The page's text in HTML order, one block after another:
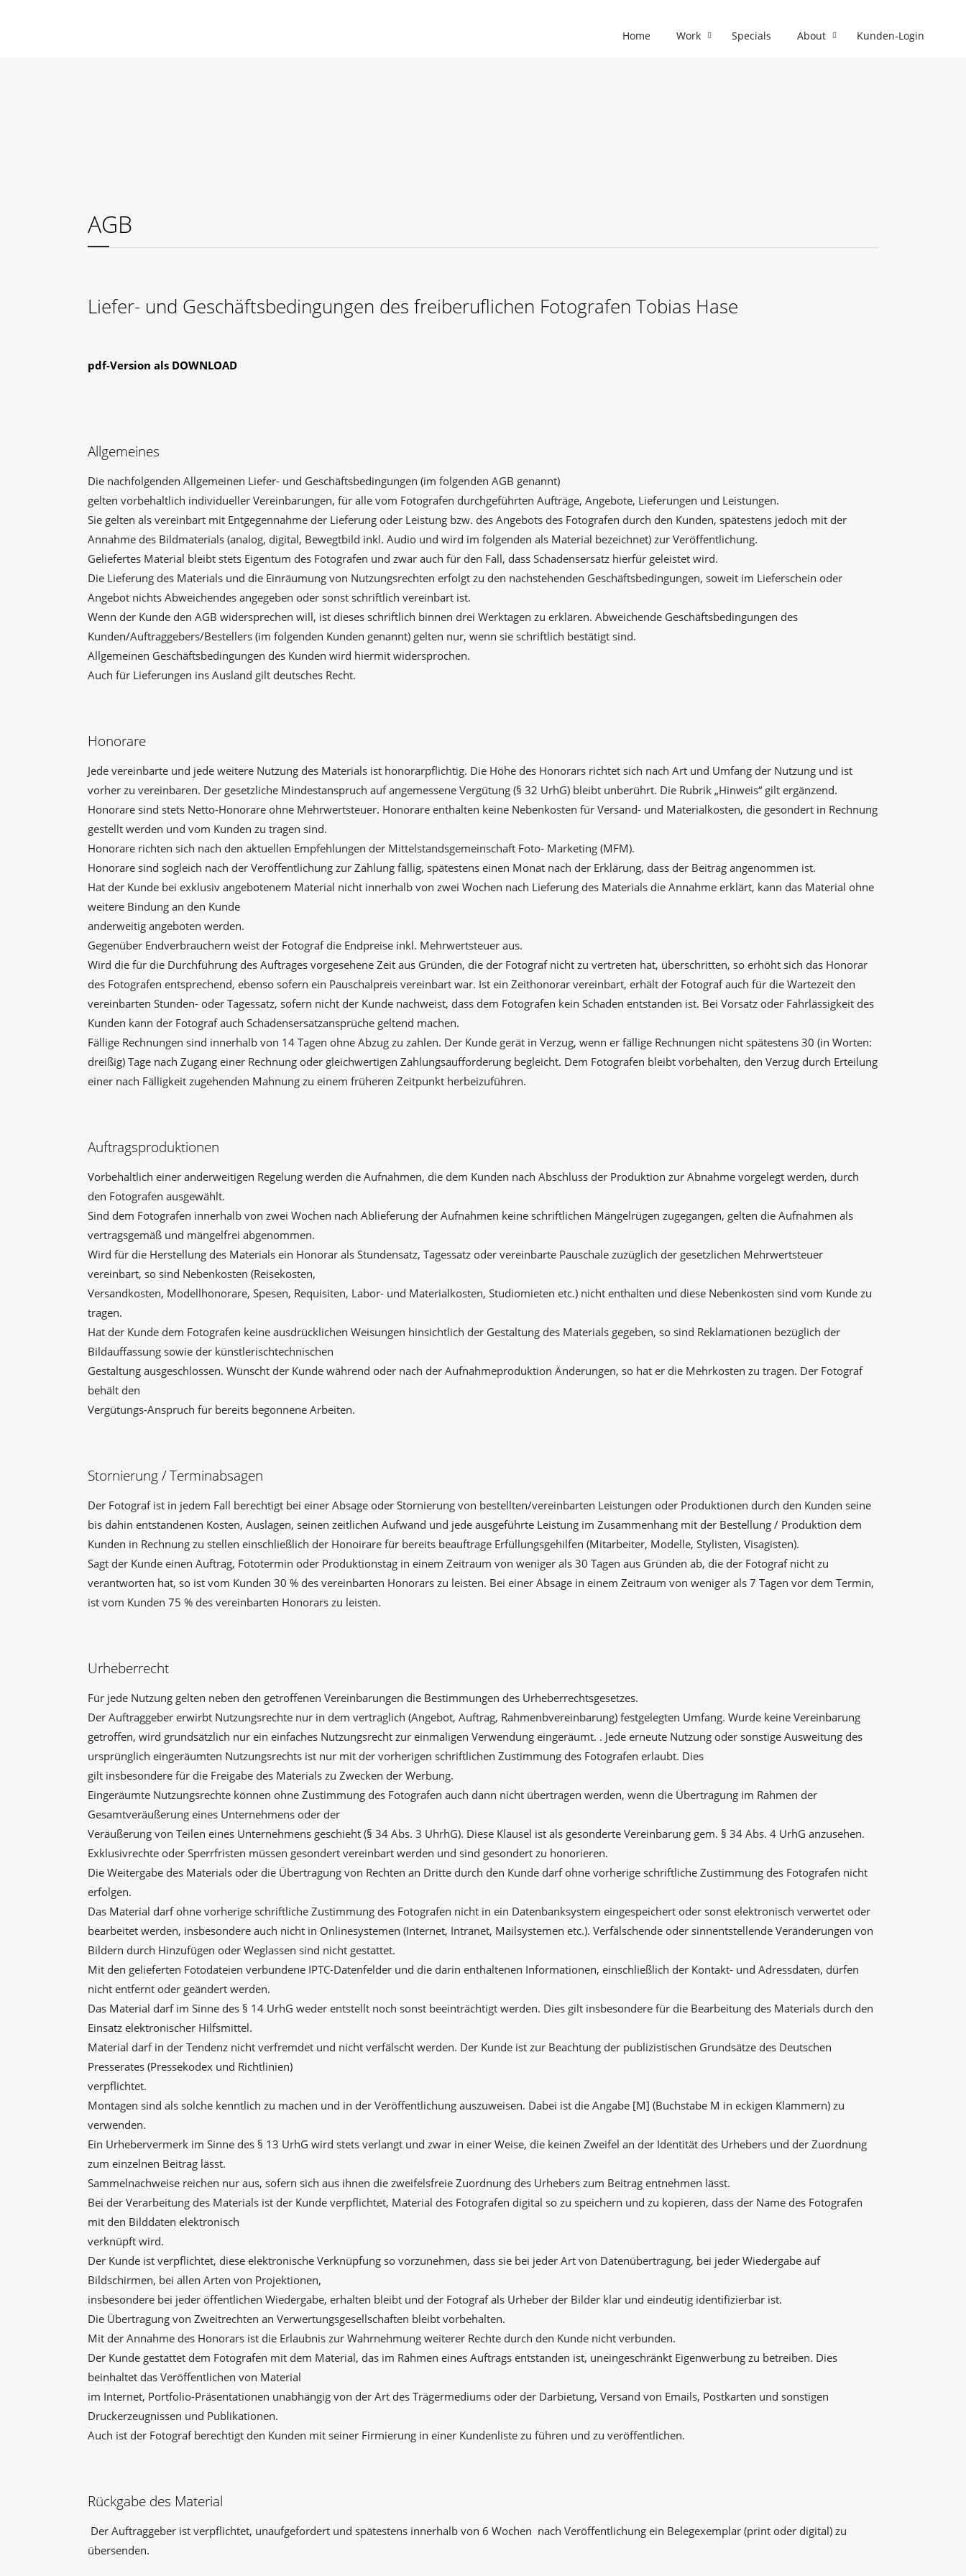
Home Work Specials About Kunden-Login
AGB
Liefer- und Geschäftsbedingungen des freiberuflichen Fotografen Tobias Hase
pdf-Version als DOWNLOAD
Allgemeines
Die nachfolgenden Allgemeinen Liefer- und Geschäftsbedingungen (im folgenden AGB genannt)
gelten vorbehaltlich individueller Vereinbarungen, für alle vom Fotografen durchgeführten Aufträge, Angebote, Lieferungen und Leistungen.
Sie gelten als vereinbart mit Entgegennahme der Lieferung oder Leistung bzw. des Angebots des Fotografen durch den Kunden, spätestens jedoch mit der
Annahme des Bildmaterials (analog, digital, Bewegtbild inkl. Audio und wird im folgenden als Material bezeichnet) zur Veröffentlichung.
Geliefertes Material bleibt stets Eigentum des Fotografen und zwar auch für den Fall, dass Schadensersatz hierfür geleistet wird.
Die Lieferung des Materials und die Einräumung von Nutzungsrechten erfolgt zu den nachstehenden Geschäftsbedingungen, soweit im Lieferschein oder
Angebot nichts Abweichendes angegeben oder sonst schriftlich vereinbart ist.
Wenn der Kunde den AGB widersprechen will, ist dieses schriftlich binnen drei Werktagen zu erklären. Abweichende Geschäftsbedingungen des
Kunden/Auftraggebers/Bestellers (im folgenden Kunden genannt) gelten nur, wenn sie schriftlich bestätigt sind.
Allgemeinen Geschäftsbedingungen des Kunden wird hiermit widersprochen.
Auch für Lieferungen ins Ausland gilt deutsches Recht.
Honorare
Jede vereinbarte und jede weitere Nutzung des Materials ist honorarpflichtig. Die Höhe des Honorars richtet sich nach Art und Umfang der Nutzung und ist
vorher zu vereinbaren. Der gesetzliche Mindestanspruch auf angemessene Vergütung (§ 32 UrhG) bleibt unberührt. Die Rubrik „Hinweis“ gilt ergänzend.
Honorare sind stets Netto-Honorare ohne Mehrwertsteuer. Honorare enthalten keine Nebenkosten für Versand- und Materialkosten, die gesondert in Rechnung
gestellt werden und vom Kunden zu tragen sind.
Honorare richten sich nach den aktuellen Empfehlungen der Mittelstandsgemeinschaft Foto- Marketing (MFM).
Honorare sind sogleich nach der Veröffentlichung zur Zahlung fällig, spätestens einen Monat nach der Erklärung, dass der Beitrag angenommen ist.
Hat der Kunde bei exklusiv angebotenem Material nicht innerhalb von zwei Wochen nach Lieferung des Materials die Annahme erklärt, kann das Material ohne
weitere Bindung an den Kunde
anderweitig angeboten werden.
Gegenüber Endverbrauchern weist der Fotograf die Endpreise inkl. Mehrwertsteuer aus.
Wird die für die Durchführung des Auftrages vorgesehene Zeit aus Gründen, die der Fotograf nicht zu vertreten hat, überschritten, so erhöht sich das Honorar
des Fotografen entsprechend, ebenso sofern ein Pauschalpreis vereinbart war. Ist ein Zeithonorar vereinbart, erhält der Fotograf auch für die Wartezeit den
vereinbarten Stunden- oder Tagessatz, sofern nicht der Kunde nachweist, dass dem Fotografen kein Schaden entstanden ist. Bei Vorsatz oder Fahrlässigkeit des
Kunden kann der Fotograf auch Schadensersatzansprüche geltend machen.
Fällige Rechnungen sind innerhalb von 14 Tagen ohne Abzug zu zahlen. Der Kunde gerät in Verzug, wenn er fällige Rechnungen nicht spätestens 30 (in Worten:
dreißig) Tage nach Zugang einer Rechnung oder gleichwertigen Zahlungsaufforderung begleicht. Dem Fotografen bleibt vorbehalten, den Verzug durch Erteilung
einer nach Fälligkeit zugehenden Mahnung zu einem früheren Zeitpunkt herbeizuführen.
Auftragsproduktionen
Vorbehaltlich einer anderweitigen Regelung werden die Aufnahmen, die dem Kunden nach Abschluss der Produktion zur Abnahme vorgelegt werden, durch
den Fotografen ausgewählt.
Sind dem Fotografen innerhalb von zwei Wochen nach Ablieferung der Aufnahmen keine schriftlichen Mängelrügen zugegangen, gelten die Aufnahmen als
vertragsgemäß und mängelfrei abgenommen.
Wird für die Herstellung des Materials ein Honorar als Stundensatz, Tagessatz oder vereinbarte Pauschale zuzüglich der gesetzlichen Mehrwertsteuer
vereinbart, so sind Nebenkosten (Reisekosten,
Versandkosten, Modellhonorare, Spesen, Requisiten, Labor- und Materialkosten, Studiomieten etc.) nicht enthalten und diese Nebenkosten sind vom Kunde zu
tragen.
Hat der Kunde dem Fotografen keine ausdrücklichen Weisungen hinsichtlich der Gestaltung des Materials gegeben, so sind Reklamationen bezüglich der
Bildauffassung sowie der künstlerischtechnischen
Gestaltung ausgeschlossen. Wünscht der Kunde während oder nach der Aufnahmeproduktion Änderungen, so hat er die Mehrkosten zu tragen. Der Fotograf
behält den
Vergütungs-Anspruch für bereits begonnene Arbeiten.
Stornierung / Terminabsagen
Der Fotograf ist in jedem Fall berechtigt bei einer Absage oder Stornierung von bestellten/vereinbarten Leistungen oder Produktionen durch den Kunden seine
bis dahin entstandenen Kosten, Auslagen, seinen zeitlichen Aufwand und jede ausgeführte Leistung im Zusammenhang mit der Bestellung / Produktion dem
Kunden in Rechnung zu stellen einschließlich der Honoirare für bereits beauftrage Erfüllungsgehilfen (Mitarbeiter, Modelle, Stylisten, Visagisten).
Sagt der Kunde einen Auftrag, Fototermin oder Produktionstag in einem Zeitraum von weniger als 30 Tagen aus Gründen ab, die der Fotograf nicht zu
verantworten hat, so ist vom Kunden 30 % des vereinbarten Honorars zu leisten. Bei einer Absage in einem Zeitraum von weniger als 7 Tagen vor dem Termin,
ist vom Kunden 75 % des vereinbarten Honorars zu leisten.
Urheberrecht
Für jede Nutzung gelten neben den getroffenen Vereinbarungen die Bestimmungen des Urheberrechtsgesetzes.
Der Auftraggeber erwirbt Nutzungsrechte nur in dem vertraglich (Angebot, Auftrag, Rahmenbvereinbarung) festgelegten Umfang. Wurde keine Vereinbarung
getroffen, wird grundsätzlich nur ein einfaches Nutzungsrecht zur einmaligen Verwendung eingeräumt. . Jede erneute Nutzung oder sonstige Ausweitung des
ursprünglich eingeräumten Nutzungsrechts ist nur mit der vorherigen schriftlichen Zustimmung des Fotografen erlaubt. Dies
gilt insbesondere für die Freigabe des Materials zu Zwecken der Werbung.
Eingeräumte Nutzungsrechte können ohne Zustimmung des Fotografen auch dann nicht übertragen werden, wenn die Übertragung im Rahmen der
Gesamtveräußerung eines Unternehmens oder der
Veräußerung von Teilen eines Unternehmens geschieht (§ 34 Abs. 3 UhrhG). Diese Klausel ist als gesonderte Vereinbarung gem. § 34 Abs. 4 UrhG anzusehen.
Exklusivrechte oder Sperrfristen müssen gesondert vereinbart werden und sind gesondert zu honorieren.
Die Weitergabe des Materials oder die Übertragung von Rechten an Dritte durch den Kunde darf ohne vorherige schriftliche Zustimmung des Fotografen nicht
erfolgen.
Das Material darf ohne vorherige schriftliche Zustimmung des Fotografen nicht in ein Datenbanksystem eingespeichert oder sonst elektronisch verwertet oder
bearbeitet werden, insbesondere auch nicht in Onlinesystemen (Internet, Intranet, Mailsystemen etc.). Verfälschende oder sinnentstellende Veränderungen von
Bildern durch Hinzufügen oder Weglassen sind nicht gestattet.
Mit den gelieferten Fotodateien verbundene IPTC-Datenfelder und die darin enthaltenen Informationen, einschließlich der Kontakt- und Adressdaten, dürfen
nicht entfernt oder geändert werden.
Das Material darf im Sinne des § 14 UrhG weder entstellt noch sonst beeinträchtigt werden. Dies gilt insbesondere für die Bearbeitung des Materials durch den
Einsatz elektronischer Hilfsmittel.
Material darf in der Tendenz nicht verfremdet und nicht verfälscht werden. Der Kunde ist zur Beachtung der publizistischen Grundsätze des Deutschen
Presserates (Pressekodex und Richtlinien)
verpflichtet.
Montagen sind als solche kenntlich zu machen und in der Veröffentlichung auszuweisen. Dabei ist die Angabe [M] (Buchstabe M in eckigen Klammern) zu
verwenden.
Ein Urhebervermerk im Sinne des § 13 UrhG wird stets verlangt und zwar in einer Weise, die keinen Zweifel an der Identität des Urhebers und der Zuordnung
zum einzelnen Beitrag lässt.
Sammelnachweise reichen nur aus, sofern sich aus ihnen die zweifelsfreie Zuordnung des Urhebers zum Beitrag entnehmen lässt.
Bei der Verarbeitung des Materials ist der Kunde verpflichtet, Material des Fotografen digital so zu speichern und zu kopieren, dass der Name des Fotografen
mit den Bilddaten elektronisch
verknüpft wird.
Der Kunde ist verpflichtet, diese elektronische Verknüpfung so vorzunehmen, dass sie bei jeder Art von Datenübertragung, bei jeder Wiedergabe auf
Bildschirmen, bei allen Arten von Projektionen,
insbesondere bei jeder öffentlichen Wiedergabe, erhalten bleibt und der Fotograf als Urheber der Bilder klar und eindeutig identifizierbar ist.
Die Übertragung von Zweitrechten an Verwertungsgesellschaften bleibt vorbehalten.
Mit der Annahme des Honorars ist die Erlaubnis zur Wahrnehmung weiterer Rechte durch den Kunde nicht verbunden.
Der Kunde gestattet dem Fotografen mit dem Material, das im Rahmen eines Auftrags entstanden ist, uneingeschränkt Eigenwerbung zu betreiben. Dies
beinhaltet das Veröffentlichen von Material
im Internet, Portfolio-Präsentationen unabhängig von der Art des Trägermediums oder der Darbietung, Versand von Emails, Postkarten und sonstigen
Druckerzeugnissen und Publikationen.
Auch ist der Fotograf berechtigt den Kunden mit seiner Firmierung in einer Kundenliste zu führen und zu veröffentlichen.
Rückgabe des Material
Der Auftraggeber ist verpflichtet, unaufgefordert und spätestens innerhalb von 6 Wochen nach Veröffentlichung ein Belegexemplar (print oder digital) zu
übersenden.